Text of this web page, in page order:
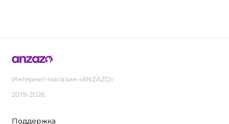
Интернет-магазин «ANZAZO»
2019-2026
Поддержка